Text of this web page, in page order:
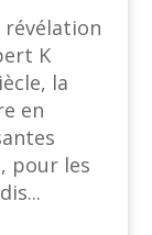
révélation
K
la
en
pour les